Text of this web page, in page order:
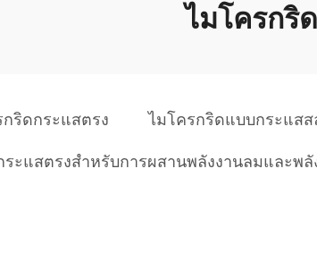
ไมโครกริ
ริดกระแสตรง ไมโครกริดแบบกระแส
ะแสตรงสำหรับการผสานพลังงานลมและพ